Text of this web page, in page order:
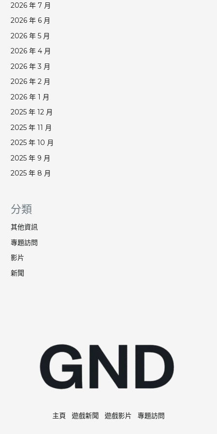
2026 年 7 月
2026 年 6 月
2026 年 5 月
2026 年 4 月
2026 年 3 月
2026 年 2 月
2026 年 1 月
2025 年 12 月
2025 年 11 月
2025 年 10 月
2025 年 9 月
2025 年 8 月
分類
其他資訊
專題訪問
影片
新聞
主頁 遊戲新聞 遊戲影片 專題訪問